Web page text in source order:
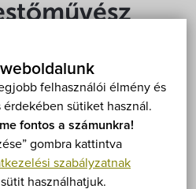
felhasználói élmény és
sütiket használ.
fontos a számunkra!
gombra kattintva
szabályzatnak
használhatjuk.
Hegykő, Kossuth Lajos
Kiállítás